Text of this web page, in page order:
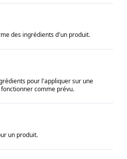
des ingrédients d'un produit.
pour l'appliquer sur une
comme prévu.
un produit.